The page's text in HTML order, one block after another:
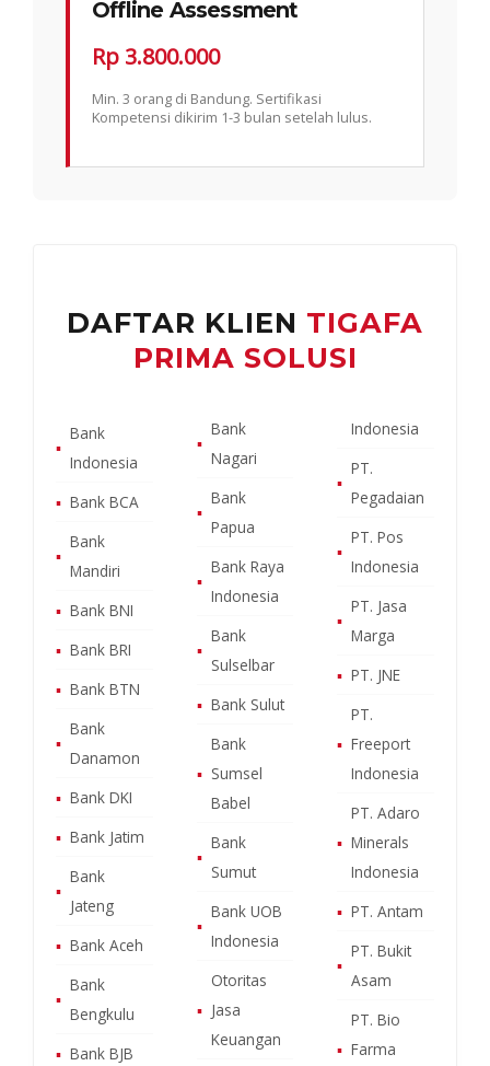
Offline Assessment
Rp 3.800.000
Min. 3 orang di Bandung. Sertifikasi
Kompetensi dikirim 1-3 bulan setelah lulus.
DAFTAR KLIEN TIGAFA
PRIMA SOLUSI
▪
Bank
Indonesia
▪ Bank BCA
▪
Bank
Mandiri
▪ Bank BNI
▪ Bank BRI
▪ Bank BTN
▪
Bank
Danamon
▪ Bank DKI
▪ Bank Jatim
▪
Bank
Jateng
▪ Bank Aceh
▪
Bank
Bengkulu
▪ Bank BJB
▪
Bank
Nagari
▪
Bank
Papua
▪
Bank Raya
Indonesia
▪
Bank
Sulselbar
▪ Bank Sulut
▪
Bank
Sumsel
Babel
▪
Bank
Sumut
▪
Bank UOB
Indonesia
▪
Otoritas
Jasa
Keuangan
Indonesia
▪
PT.
Pegadaian
▪
PT. Pos
Indonesia
▪
PT. Jasa
Marga
▪ PT. JNE
▪
PT.
Freeport
Indonesia
▪
PT. Adaro
Minerals
Indonesia
▪ PT. Antam
▪
PT. Bukit
Asam
▪
PT. Bio
Farma